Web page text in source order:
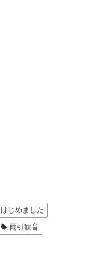
はじめました
雨引観音